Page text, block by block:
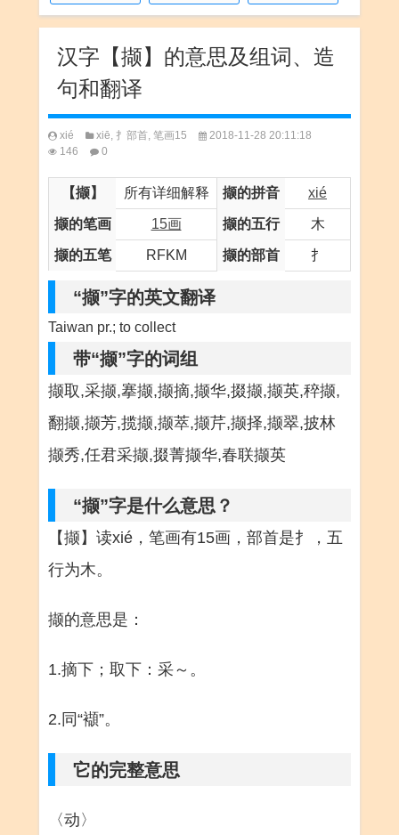
汉字【撷】的意思及组词、造
句和翻译
xié xiē, 扌部首, 笔画15
2018-11-28 20:11:18
146
0
【撷】 所有详细解释 撷的拼音 xié
撷的笔画 15画 撷的五行 木
撷的五笔 RFKM 撷的部首 扌
“撷”字的英文翻译
Taiwan pr.; to collect
带“撷”字的词组
撷取,采撷,搴撷,撷摘,撷华,掇撷,撷英,稡撷,
翻撷,撷芳,揽撷,撷萃,撷芹,撷择,撷翠,披林
撷秀,任君采撷,掇菁撷华,春联撷英
“撷”字是什么意思？
【撷】读xié，笔画有15画，部首是扌，五
行为木。
撷的意思是：
1.摘下；取下：采～。
2.同“襭”。
它的完整意思
〈动〉